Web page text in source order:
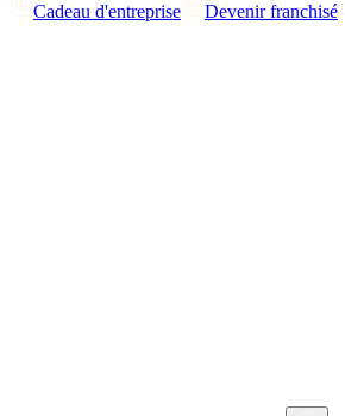
Cadeau d'entreprise Devenir franchisé